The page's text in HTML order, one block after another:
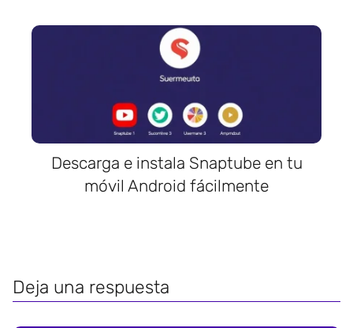
Descarga e instala Snaptube en tu
móvil Android fácilmente
Deja una respuesta